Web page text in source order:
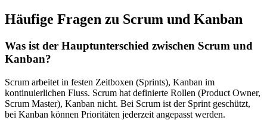
Häufige Fragen zu Scrum und Kanban
Was ist der Hauptunterschied zwischen Scrum und
Kanban?
Scrum arbeitet in festen Zeitboxen (Sprints), Kanban im
kontinuierlichen Fluss. Scrum hat definierte Rollen (Product Owner,
Scrum Master), Kanban nicht. Bei Scrum ist der Sprint geschützt,
bei Kanban können Prioritäten jederzeit angepasst werden.